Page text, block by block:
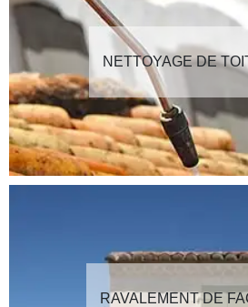
NETTOYAGE DE
RAVALEMENT DE